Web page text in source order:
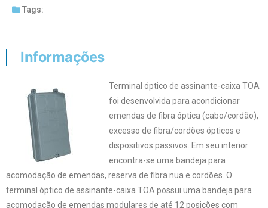
Tags:
Informações
Terminal óptico de assinante-caixa TOA
foi desenvolvida para acondicionar
emendas de fibra óptica (cabo/cordão),
excesso de fibra/cordões ópticos e
dispositivos passivos. Em seu interior
encontra-se uma bandeja para
acomodação de emendas, reserva de fibra nua e cordões. O
terminal óptico de assinante-caixa TOA possui uma bandeja para
acomodação de emendas modulares de até 12 posições com